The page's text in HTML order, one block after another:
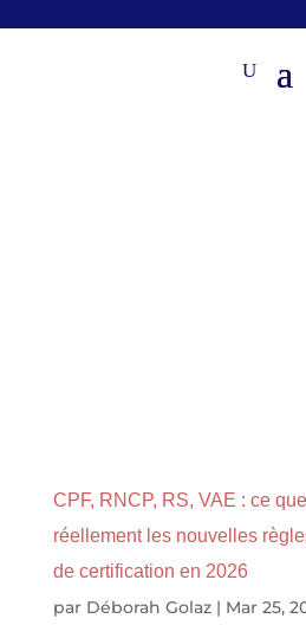
CPF, RNCP, RS, VAE : ce
réellement les nouvelles
de certification en 2026
par Déborah Golaz| Mar 25,